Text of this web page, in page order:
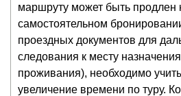
маршруту может быть продлен
самостоятельном
проездных документов для
следования к месту
проживания), необходимо
увеличение времени по туру.